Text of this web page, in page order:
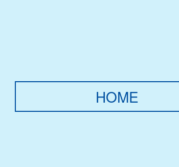
HOME